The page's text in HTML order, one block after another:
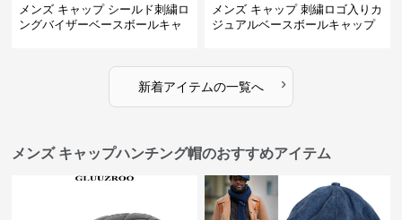
メンズ キャップ シールド刺繍ロ
ングバイザーベースボールキャ
メンズ キャップ 刺繍ロゴ入りカ
ジュアルベースボールキャップ
新着アイテムの一覧へ ›
メンズ キャップハンチング帽のおすすめアイテム